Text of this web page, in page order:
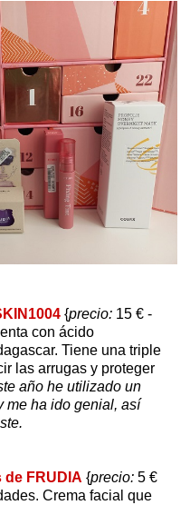
{precio: 15 € -
con ácido
Tiene una triple
las arrugas y proteger
año he utilizado un
me ha ido genial, así
de FRUDIA {precio: 5 €
Crema facial que